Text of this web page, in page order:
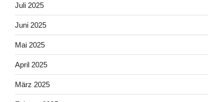
Juli 2025
Juni 2025
Mai 2025
April 2025
März 2025